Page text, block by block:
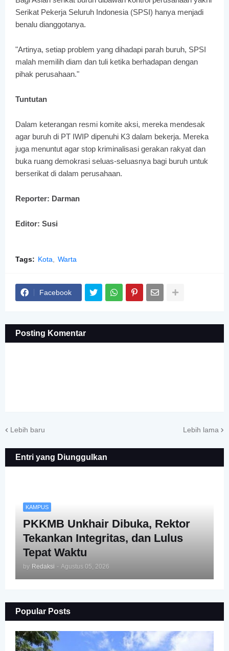
Serikat Pekerja Seluruh Indonesia (SPSI) hanya menjadi
benalu dianggotanya.
"Artinya, setiap problem yang dihadapi parah buruh, SPSI
malah memilih diam dan tuli ketika berhadapan dengan
pihak perusahaan."
Tuntutan
Dalam keterangan resmi komite aksi, mereka mendesak
agar buruh di PT IWIP dipenuhi K3 dalam bekerja. Mereka
juga menuntut agar stop kriminalisasi gerakan rakyat dan
buka ruang demokrasi seluas-seluasnya bagi buruh untuk
berserikat di dalam perusahaan.
Reporter: Darman
Editor: Susi
Tags: Kota Warta
Facebook
Posting Komentar
Lebih baru Lebih lama
Entri yang Diunggulkan
KAMPUS
PKKMB Unkhair Dibuka, Rektor
Tekankan Integritas, dan Lulus
Tepat Waktu
by Redaksi - Agustus 05, 2026
Popular Posts